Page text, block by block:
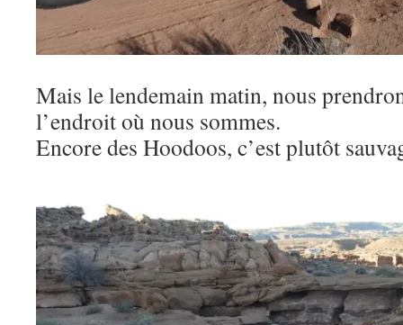
Mais le lendemain matin, nous
l’endroit où nous sommes.
Encore des Hoodoos, c’est plutôt